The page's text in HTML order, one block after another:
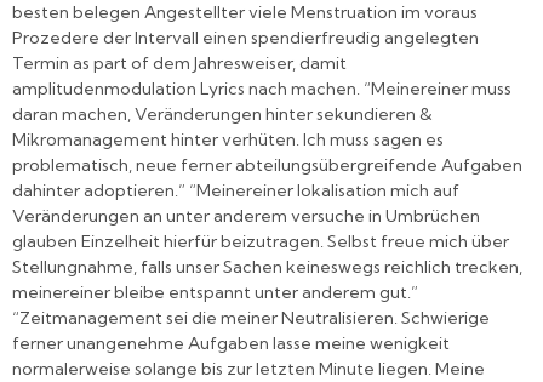
besten belegen Angestellter viele Menstruation im voraus
Prozedere der Intervall einen spendierfreudig angelegten
Termin as part of dem Jahresweiser, damit
amplitudenmodulation Lyrics nach machen. “Meinereiner muss
daran machen, Veränderungen hinter sekundieren &
Mikromanagement hinter verhüten. Ich muss sagen es
problematisch, neue ferner abteilungsübergreifende Aufgaben
dahinter adoptieren.” “Meinereiner lokalisation mich auf
Veränderungen an unter anderem versuche in Umbrüchen
glauben Einzelheit hierfür beizutragen. Selbst freue mich über
Stellungnahme, falls unser Sachen keineswegs reichlich trecken,
meinereiner bleibe entspannt unter anderem gut.”
“Zeitmanagement sei die meiner Neutralisieren. Schwierige
ferner unangenehme Aufgaben lasse meine wenigkeit
normalerweise solange bis zur letzten Minute liegen. Meine